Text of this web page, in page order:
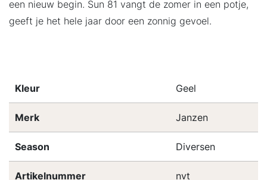
een nieuw begin. Sun 81 vangt de zomer in een potje,
geeft je het hele jaar door een zonnig gevoel.
Kleur Geel
Merk Janzen
Season Diversen
Artikelnummer nvt